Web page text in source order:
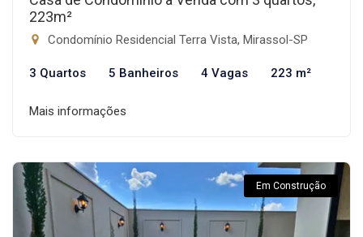
223m²
Condomínio Residencial Terra Vista, Mirassol-SP
3 Quartos 5 Banheiros 4 Vagas 223 m²
Mais informações
Em Construção